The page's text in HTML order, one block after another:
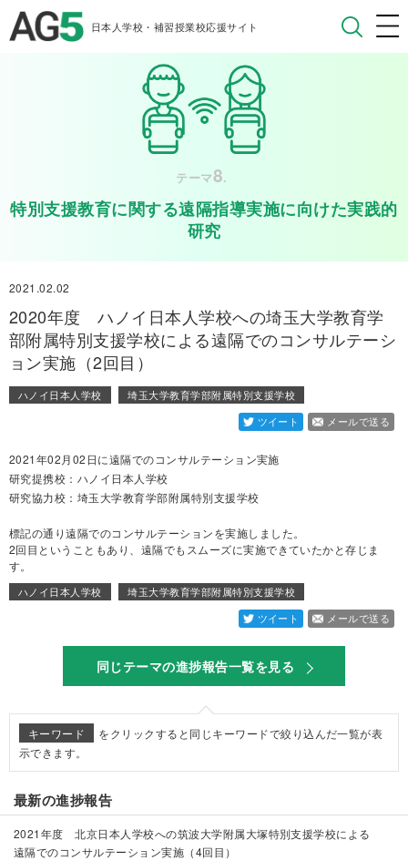
日本人学校・補習授業校応援サイト
テーマ8.
特別支援教育に関する遠隔指導実施に向けた実践的
研究
2021.02.02
2020年度 ハノイ日本人学校への埼玉大学教育学
部附属特別支援学校による遠隔でのコンサルテーシ
ョン実施（2回目）
ハノイ日本人学校
埼玉大学教育学部附属特別支援学校
ツイート
メールで送る
2021年02月02日に遠隔でのコンサルテーション実施
研究提携校：ハノイ日本人学校
研究協力校：埼玉大学教育学部附属特別支援学校
標記の通り遠隔でのコンサルテーションを実施しました。
2回目ということもあり、遠隔でもスムーズに実施できていたかと存じま
す。
ハノイ日本人学校
埼玉大学教育学部附属特別支援学校
ツイート
メールで送る
同じテーマの進捗報告一覧を見る
キーワード
をクリックすると同じキーワードで絞り込んだ一覧が表
示できます。
最新の進捗報告
2021年度 北京日本人学校への筑波大学附属大塚特別支援学校による
遠隔でのコンサルテーション実施（4回目）